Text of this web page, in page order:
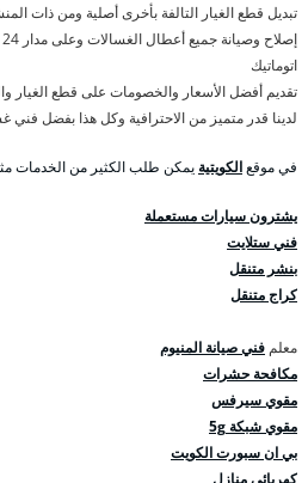
تبديل قطع الغيار التالفة بأخرى أصلية ومن ذات
اتوماتيك
تقديم أفضل الأسعار والخصومات على قطع الغيار
لدينا قدر متميز من الاحترافية وكل هذا بفضل
في موقعالكويتية يمكن طلب الكثير من الخدمات
يشترون سيارات مستعملة
فني ستلايت
بنشر متنقل
كراج متنقل
معلم فني صيانة المنيوم
مكافحة حشرات
مقوي سيرفس
مقوي شبكة 5g
بي ان سبورت الكويت